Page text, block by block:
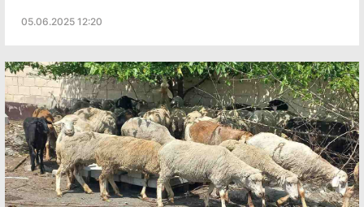
05.06.2025 12:20